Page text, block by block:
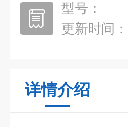
型号：
更新时间：
详情介绍